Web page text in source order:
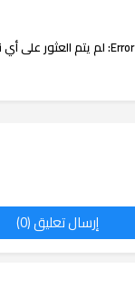
Error: لم يتم العثور على أي
إرسال تعليق (0)